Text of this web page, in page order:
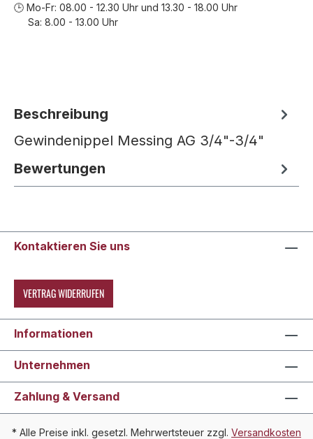
🕒 Mo-Fr: 08.00 - 12.30 Uhr und 13.30 - 18.00 Uhr
Sa: 8.00 - 13.00 Uhr
Beschreibung
Gewindenippel Messing AG 3/4"-3/4"
Bewertungen
Kontaktieren Sie uns
VERTRAG WIDERRUFEN
Informationen
Unternehmen
Zahlung & Versand
* Alle Preise inkl. gesetzl. Mehrwertsteuer zzgl. Versandkosten